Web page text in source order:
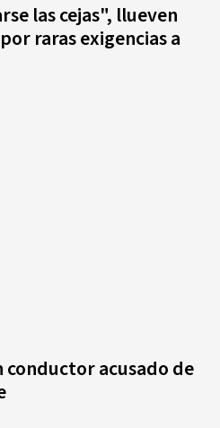
las cejas", llueven
raras exigencias a
conductor acusado de